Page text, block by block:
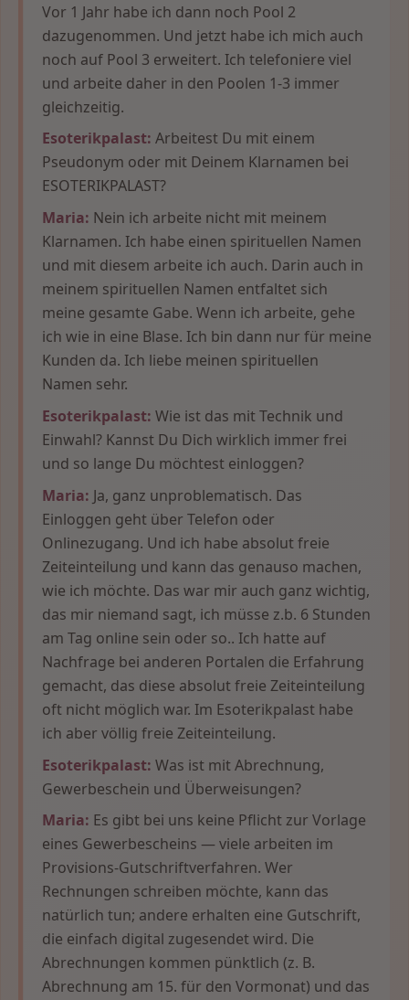
Vor 1 Jahr habe ich dann noch Pool 2
dazugenommen. Und jetzt habe ich mich auch
noch auf Pool 3 erweitert. Ich telefoniere viel
und arbeite daher in den Poolen 1-3 immer
gleichzeitig.
Esoterikpalast: Arbeitest Du mit einem
Pseudonym oder mit Deinem Klarnamen bei
ESOTERIKPALAST?
Maria: Nein ich arbeite nicht mit meinem
Klarnamen. Ich habe einen spirituellen Namen
und mit diesem arbeite ich auch. Darin auch in
meinem spirituellen Namen entfaltet sich
meine gesamte Gabe. Wenn ich arbeite, gehe
ich wie in eine Blase. Ich bin dann nur für meine
Kunden da. Ich liebe meinen spirituellen
Namen sehr.
Esoterikpalast: Wie ist das mit Technik und
Einwahl? Kannst Du Dich wirklich immer frei
und so lange Du möchtest einloggen?
Maria: Ja, ganz unproblematisch. Das
Einloggen geht über Telefon oder
Onlinezugang. Und ich habe absolut freie
Zeiteinteilung und kann das genauso machen,
wie ich möchte. Das war mir auch ganz wichtig,
das mir niemand sagt, ich müsse z.b. 6 Stunden
am Tag online sein oder so.. Ich hatte auf
Nachfrage bei anderen Portalen die Erfahrung
gemacht, das diese absolut freie Zeiteinteilung
oft nicht möglich war. Im Esoterikpalast habe
ich aber völlig freie Zeiteinteilung.
Esoterikpalast: Was ist mit Abrechnung,
Gewerbeschein und Überweisungen?
Maria: Es gibt bei uns keine Pflicht zur Vorlage
eines Gewerbescheins — viele arbeiten im
Provisions-Gutschriftverfahren. Wer
Rechnungen schreiben möchte, kann das
natürlich tun; andere erhalten eine Gutschrift,
die einfach digital zugesendet wird. Die
Abrechnungen kommen pünktlich (z. B.
Abrechnung am 15. für den Vormonat) und das